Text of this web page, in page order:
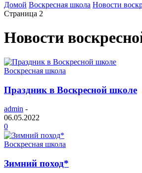
Домой Воскресная школа Новости
Страница 2
Новости
Воскресная школа
Праздник в Воскресной школе
admin -
06.05.2022
0
Воскресная школа
Зимний поход*